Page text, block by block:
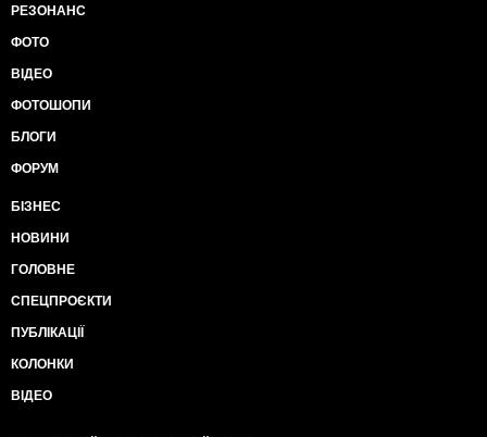
РЕЗОНАНС
ФОТО
ВІДЕО
ФОТОШОПИ
БЛОГИ
ФОРУМ
БІЗНЕС
НОВИНИ
ГОЛОВНЕ
СПЕЦПРОЄКТИ
ПУБЛІКАЦІЇ
КОЛОНКИ
ВІДЕО